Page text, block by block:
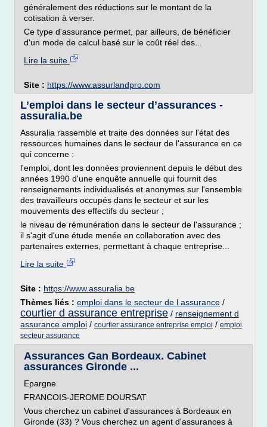
généralement des réductions sur le montant de la
cotisation à verser.
Ce type d'assurance permet, par ailleurs, de bénéficier
d'un mode de calcul basé sur le coût réel des...
Lire la suite
Site : https://www.assurlandpro.com
L’emploi dans le secteur d’assurances -
assuralia.be
Assuralia rassemble et traite des données sur l'état des
ressources humaines dans le secteur de l'assurance en ce
qui concerne :
l'emploi, dont les données proviennent depuis le début des
années 1990 d'une enquête annuelle qui fournit des
renseignements individualisés et anonymes sur l'ensemble
des travailleurs occupés dans le secteur et sur les
mouvements des effectifs du secteur ;
le niveau de rémunération dans le secteur de l'assurance ;
il s'agit d'une étude menée en collaboration avec des
partenaires externes, permettant à chaque entreprise...
Lire la suite
Site : https://www.assuralia.be
Thèmes liés : emploi dans le secteur de l assurance /
courtier d assurance entreprise / renseignement d
assurance emploi / courtier assurance entreprise emploi / emploi
secteur assurance
Assurances Gan Bordeaux. Cabinet
assurances Gironde ...
Epargne
FRANCOIS-JEROME DOURSAT
Vous cherchez un cabinet d'assurances à Bordeaux en
Gironde (33) ? Vous cherchez un agent d'assurances à